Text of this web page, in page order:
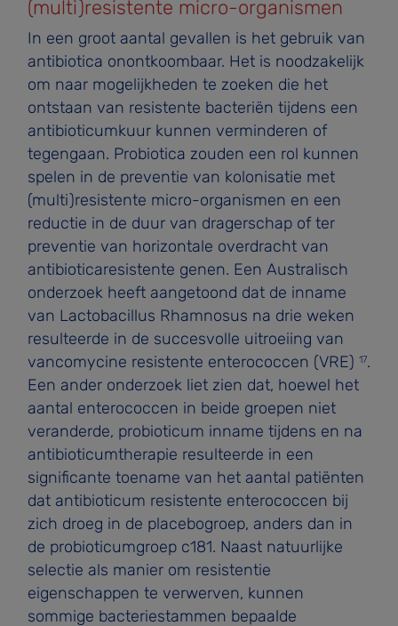
(multi)resistente­ micro-organismen
In een groot aantal gevallen is het gebruik van
antibiotica onontkoombaar. Het is noodzakelijk
om naar mogelijkheden te zoeken die het
ontstaan van resistente bacteriën tijdens een
antibioticumkuur kunnen verminderen of
tegengaan. Probiotica zouden een rol kunnen
spelen in de preventie van kolonisatie met
(multi)resistente micro-organismen en een
reductie in de duur van dragerschap of ter
preventie van horizontale overdracht van
antibioticaresistente genen. Een Australisch
onderzoek heeft aangetoond dat de inname
van Lactobacillus Rhamnosus na drie weken
resulteerde in de succesvolle uitroeiing van
vancomycine­ resistente enterococcen (VRE) 17.
Een ander onderzoek liet zien dat, hoewel het
aantal enterococcen in beide groepen niet
veranderde, probioticum inname tijdens en na
antibioticumtherapie resulteerde in een
significante toename van het aantal patiënten
dat antibioticum­ resistente enterococcen bij
zich droeg in de placebogroep, anders dan in
de probioticumgroep c181. Naast natuurlijke
selectie als manier om resistentie
eigenschappen te verwerven, kunnen
sommige bacteriestammen bepaalde